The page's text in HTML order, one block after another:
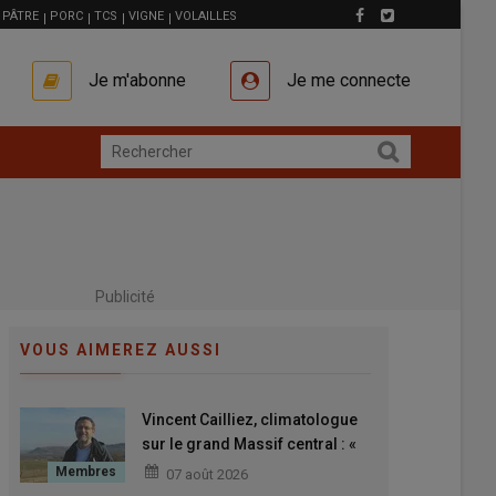
PÂTRE PORC TCS VIGNE VOLAILLES
Je m'abonne Je me connecte
Publicité
VOUS AIMEREZ AUSSI
Vincent Cailliez, climatologue
sur le grand Massif central : «
2026 est une année du type de
07 août 2026